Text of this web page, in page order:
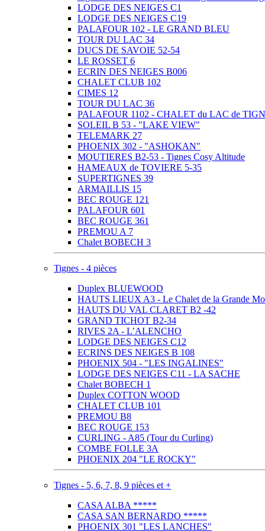
LODGE DES NEIGES C1
LODGE DES NEIGES C19
PALAFOUR 102 - LE GRAND BLEU
TOUR DU LAC 34
DUCS DE SAVOIE 52-54
LE ROSSET 6
ECRIN DES NEIGES B006
CHALET CLUB 102
CIMES 12
TOUR DU LAC 36
PALAFOUR 1102 - CHALET du LAC de
SOLEIL B 53 - "LAKE VIEW"
TELEMARK 27
PHOENIX 302 - "ASHOKAN"
MOUTIERES B2-53 - Tignes Cosy Altitude
HAMEAUX de TOVIERE 5-35
SUPERTIGNES 39
ARMAILLIS 15
BEC ROUGE 121
PALAFOUR 601
BEC ROUGE 361
PREMOU A 7
Chalet BOBECH 3
Tignes - 4 pièces
Duplex BLUEWOOD
HAUTS LIEUX A3 - Le Chalet de la Grande
HAUTS DU VAL CLARET B2 -42
GRAND TICHOT B2-34
RIVES 2A - L’ALENCHO
LODGE DES NEIGES C12
ECRINS DES NEIGES B 108
PHOENIX 504 - "LES INGALINES"
LODGE DES NEIGES C11 - LA SACHE
Chalet BOBECH 1
Duplex COTTON WOOD
CHALET CLUB 101
PREMOU B8
BEC ROUGE 153
CURLING - A85 (Tour du Curling)
COMBE FOLLE 3A
PHOENIX 204 "LE ROCKY"
Tignes - 5, 6, 7, 8, 9 pièces et +
CASA ALBA *****
CASA SAN BERNARDO *****
PHOENIX 301 "LES LANCHES"